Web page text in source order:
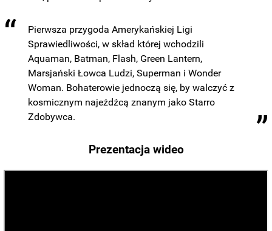
Pierwsza przygoda Amerykańskiej Ligi
Sprawiedliwości, w skład której wchodzili
Aquaman, Batman, Flash, Green Lantern,
Marsjański Łowca Ludzi, Superman i Wonder
Woman. Bohaterowie jednoczą się, by walczyć z
kosmicznym najeźdźcą znanym jako Starro
Zdobywca.
Prezentacja wideo